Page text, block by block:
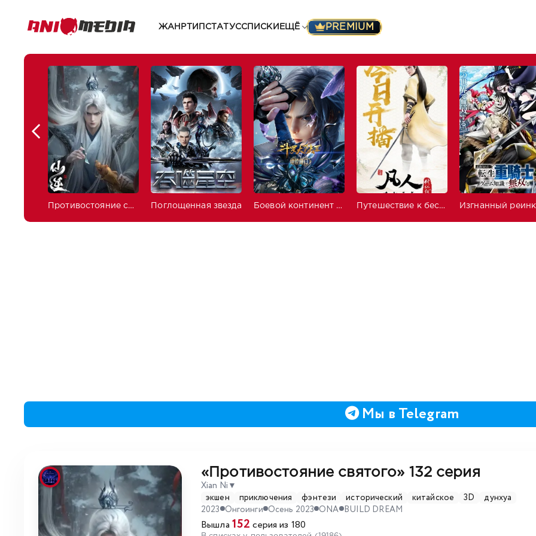
ЖАНРТИП СТАТУССПИСКИ ЕЩЁ PREMIUM
Противостояние святого Поглощенная звезда Боевой континент 2: Непревзойдённый клан Тан Путешествие к бессмертию
Мы в Telegram
«Противостояние святого» 132 серия
Xian Ni ▼
экшен
приключения фэнтези исторический китайское 3D
дунхуа
2023 Онгоинги Осень 2023 ONA BUILD DREAM
Вышла 152 серия из 180